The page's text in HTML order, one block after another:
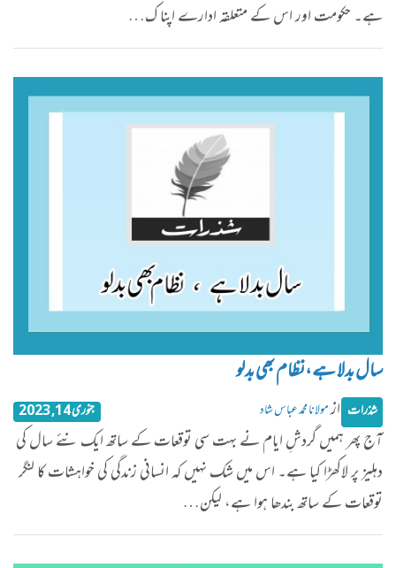
ہے۔ حکومت اور اس کے متعلقہ ادارے اپنا ک…
سال بدلا ہے،نظام بھی بدلو
شذرات ازمولانا محمد عباس شاد جنوری 14, 2023
آج پھر ہمیں گردشِ ایام نے بہت سی توقعات کے ساتھ ایک نئے سال کی
دہلیز پر لاکھڑا کیا ہے۔ اس میں شک نہیں کہ انسانی زندگی کی خواہشات کا لنگر
توقعات کے ساتھ بندھا ہوا ہے، لیکن…